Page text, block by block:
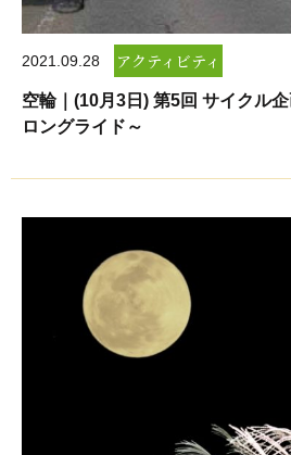
2021.09.28 アクティビティ
空輪｜(10月3日) 第5回 サイクル
ロングライド～